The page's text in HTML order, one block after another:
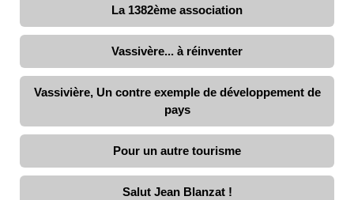
La 1382ème association
Vassivère... à réinventer
Vassivière, Un contre exemple de développement de
pays
Pour un autre tourisme
Salut Jean Blanzat !